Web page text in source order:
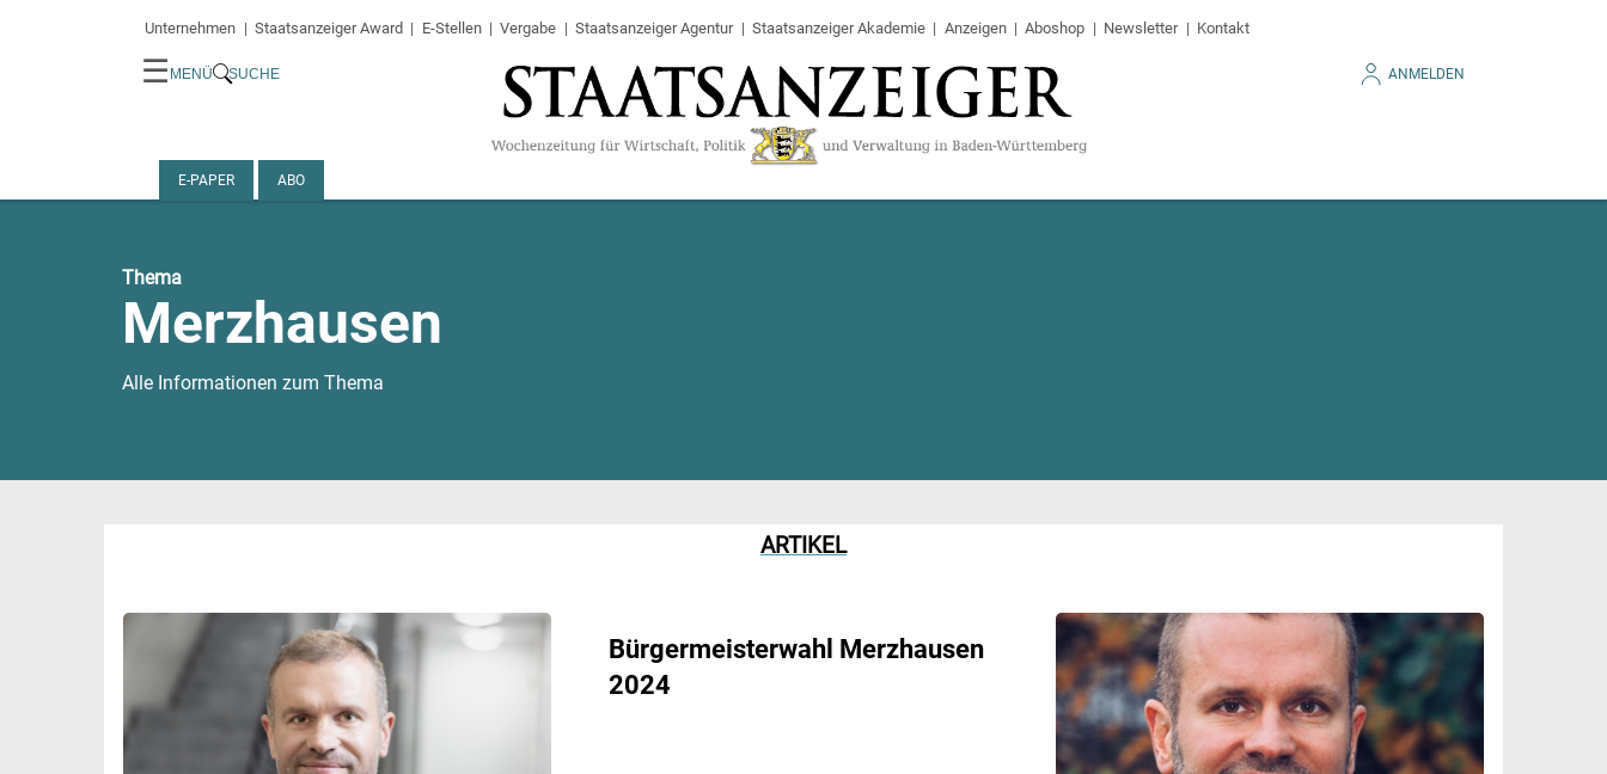
Unternehmen Staatsanzeiger Award E-Stellen Vergabe Staatsanzeiger Agentur Staatsanzeiger Akademie Anzeigen Aboshop Newsletter Kontakt
☰ MENÜ SUCHE ANMELDEN
E-PAPER ABO
Thema
Merzhausen
Alle Informationen zum Thema
ARTIKEL
Bürgermeisterwahl Merzhausen
2024